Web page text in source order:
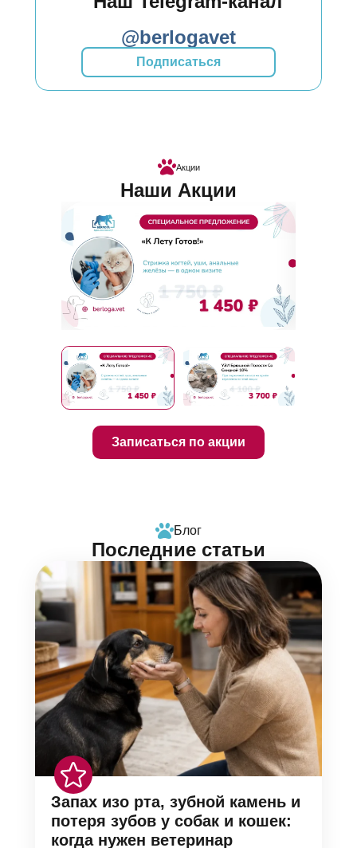
@berlogavet
Подписаться
Акции
Наши Акции
Записаться по акции
Блог
Последние статьи
Запах изо рта, зубной камень и
потеря зубов у собак и кошек:
когда нужен ветеринар